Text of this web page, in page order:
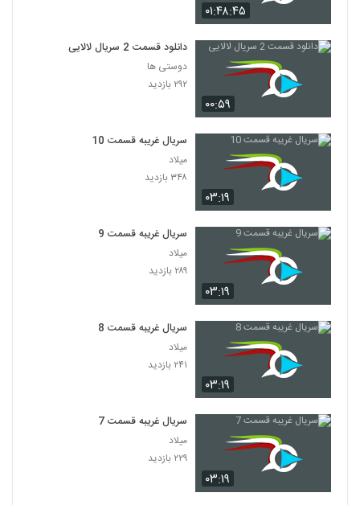
۰۱:۴۸:۴۵
۰۰:۵۹
دانلود قسمت 2 سریال لالایی
دوستی ها
۲۹۲ بازدید
۰۳:۱۹
سریال غریبه قسمت 10
میلاد
۳۴۸ بازدید
۰۳:۱۹
سریال غریبه قسمت 9
میلاد
۲۸۹ بازدید
۰۳:۱۹
سریال غریبه قسمت 8
میلاد
۲۴۱ بازدید
۰۳:۱۹
سریال غریبه قسمت 7
میلاد
۲۲۹ بازدید